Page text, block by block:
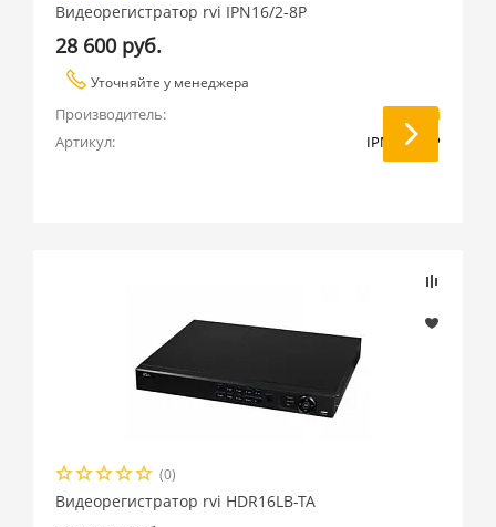
Видеорегистратор rvi IPN16/2-8P
28 600 руб.
Уточняйте у менеджера
Производитель:
RVi
Артикул:
IPN16/2-8P
(0)
Видеорегистратор rvi HDR16LB-TA